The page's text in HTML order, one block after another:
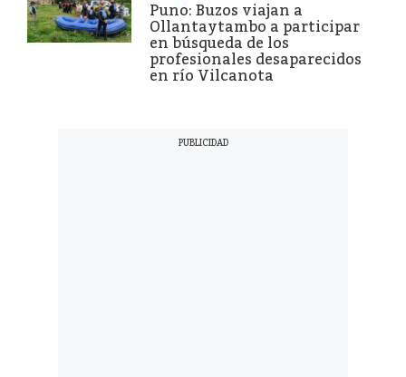
Puno: Buzos viajan a
Ollantaytambo a participar
en búsqueda de los
profesionales desaparecidos
en río Vilcanota